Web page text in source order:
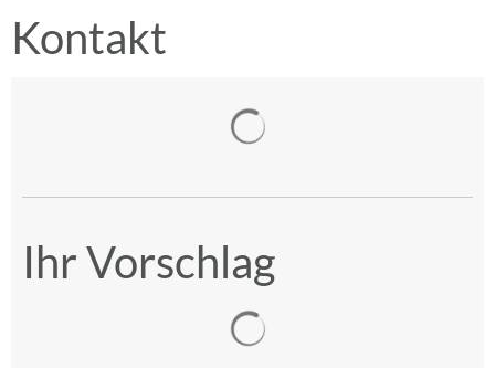
Kontakt
Ihr Vorschlag